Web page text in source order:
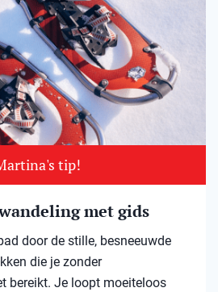
tip!
met gids
door de stille, besneeuwde
die je zonder
bereikt. Je loopt moeiteloos